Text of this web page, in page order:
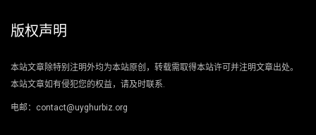
版权声明
本站文章除特别注明外均为本站原创，转载需取得本站许可并注明文章出处。
本站文章如有侵犯您的权益，请及时联系.
电邮：contact@uyghurbiz.org